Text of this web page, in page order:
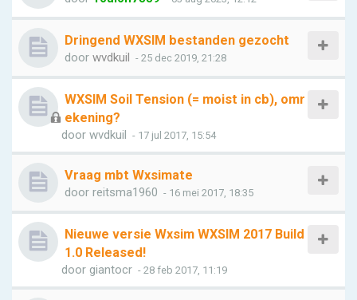
Dringend WXSIM bestanden gezocht
door wvdkuil - 25 dec 2019, 21:28
WXSIM Soil Tension (= moist in cb), omr
ekening?
door wvdkuil - 17 jul 2017, 15:54
Vraag mbt Wxsimate
door reitsma1960 - 16 mei 2017, 18:35
Nieuwe versie Wxsim WXSIM 2017 Build
1.0 Released!
door giantocr - 28 feb 2017, 11:19